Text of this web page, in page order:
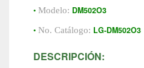
• Modelo: DM502O3
• No. Catálogo: LG-DM502O3
DESCRIPCIÓN: